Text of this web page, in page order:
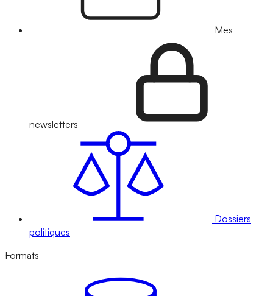
Mes
newsletters
Dossiers
politiques
Formats